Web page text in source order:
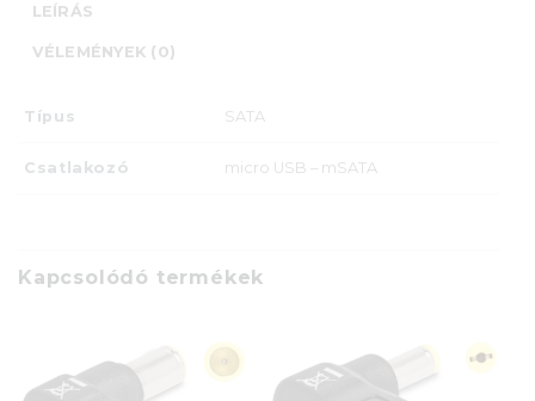
LEÍRÁS
VÉLEMÉNYEK (0)
Típus SATA
Csatlakozó micro USB – mSATA
Kapcsolódó termékek